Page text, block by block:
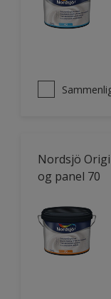
Nordsjö
og panel 70